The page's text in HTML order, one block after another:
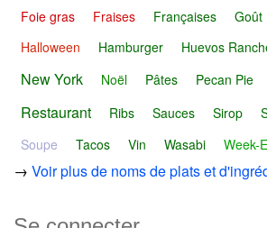
Foie gras Fraises Françaises Goût
Halloween
Hamburger Huevos
New York Noël Pâtes Pecan Pie
Restaurant Ribs Sauces Sirop
Soupe
Tacos Vin Wasabi Week-
→ Voir plus de noms de plats et